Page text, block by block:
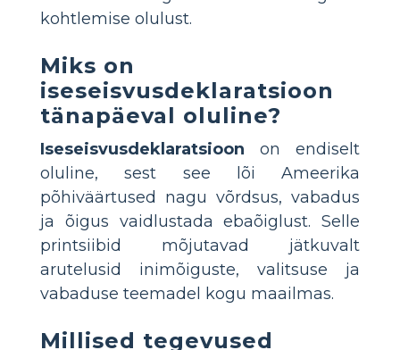
kohtlemise olulust.
Miks on
iseseisvusdeklaratsioon
tänapäeval oluline?
Iseseisvusdeklaratsioon on endiselt
oluline, sest see lõi Ameerika
põhiväärtused nagu võrdsus, vabadus
ja õigus vaidlustada ebaõiglust. Selle
printsiibid mõjutavad jätkuvalt
arutelusid inimõiguste, valitsuse ja
vabaduse teemadel kogu maailmas.
Millised tegevused